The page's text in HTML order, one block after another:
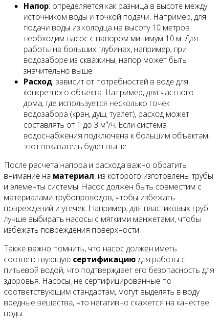
Напор: определяется как разница в высоте между
источником воды и точкой подачи. Например, для
подачи воды из колодца на высоту 10 метров
необходим насос с напором минимум 10 м. Для
работы на больших глубинах, например, при
водозаборе из скважины, напор может быть
значительно выше.
Расход: зависит от потребностей в воде для
конкретного объекта. Например, для частного
дома, где используется несколько точек
водозабора (кран, душ, туалет), расход может
составлять от 1 до 3 м³/ч. Если система
водоснабжения подключена к большим объектам,
этот показатель будет выше.
После расчета напора и расхода важно обратить
внимание на материал, из которого изготовлены трубы
и элементы системы. Насос должен быть совместим с
материалами трубопроводов, чтобы избежать
повреждений и утечек. Например, для пластиковых труб
лучше выбирать насосы с мягкими манжетами, чтобы
избежать повреждения поверхности.
Также важно помнить, что насос должен иметь
соответствующую сертификацию для работы с
питьевой водой, что подтверждает его безопасность для
здоровья. Насосы, не сертифицированные по
соответствующим стандартам, могут выделять в воду
вредные вещества, что негативно скажется на качестве
воды.